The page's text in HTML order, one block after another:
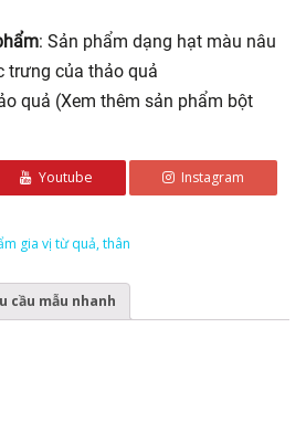
: Sản phẩm dạng hạt màu nâu
trưng của thảo quả
quả (Xem thêm sản phẩm bột
Youtube Instagram
gia vị từ quả, thân
cầu mẫu nhanh